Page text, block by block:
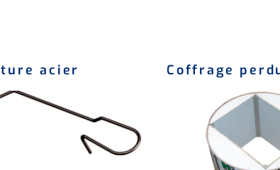
acier Coffrage